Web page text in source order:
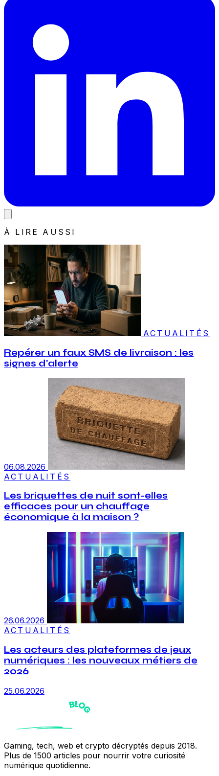
À LIRE AUSSI
ACTUALITÉS
Repérer un faux SMS de livraison : les
signes d'alerte
06.08.2026
ACTUALITÉS
Les briquettes de nuit sont-elles
efficaces pour un chauffage
économique à la maison ?
26.06.2026
ACTUALITÉS
Les acteurs des plateformes de jeux
numériques : les nouveaux métiers de
2026
25.06.2026
Gaming, tech, web et crypto décryptés depuis 2018.
Plus de 1500 articles pour nourrir votre curiosité
numérique quotidienne.